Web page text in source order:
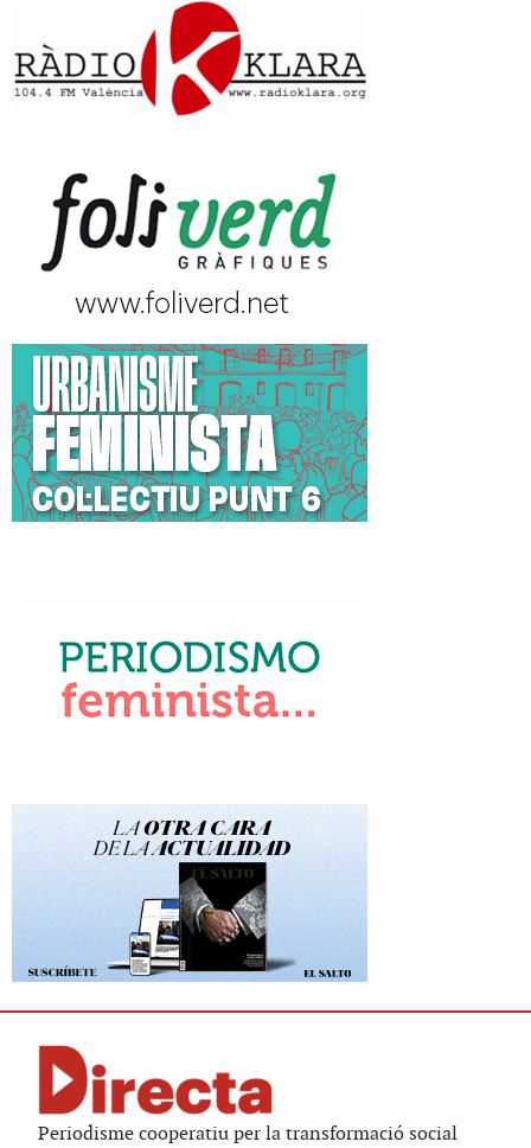
Periodisme cooperatiu per la transformació social